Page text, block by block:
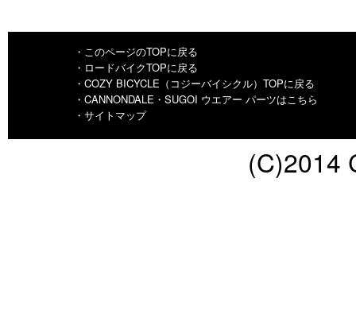
・このページのTOPに戻る
・ロードバイクTOPに戻る
・COZY BICYCLE（コジーバイシクル）TOPに戻る
・CANNONDALE・SUGOI ウエアー パーツはこちら
・サイトマップ
(C)2014